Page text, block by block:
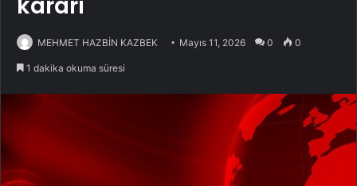
kararı
MEHMET HAZBİN KAZBEK Mayıs 11, 2026 0 0
1 dakika okuma süresi